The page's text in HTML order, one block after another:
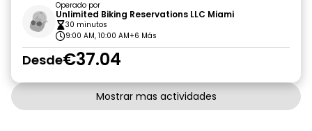
Operado por
Unlimited Biking Reservations LLC Miami
30 minutos
9:00 AM, 10:00 AM+6 Más
Desde€37.04
Mostrar mas actividades